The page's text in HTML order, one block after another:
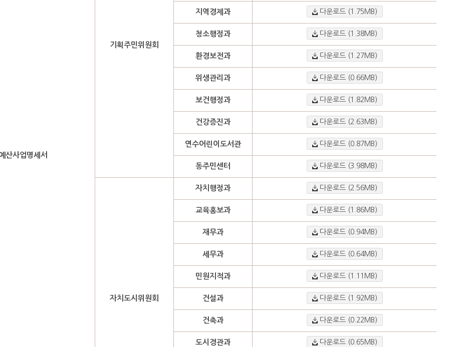
산사업명세서
기획주민위원회
지역경제과 다운로드 (1.75MB)
청소행정과 다운로드 (1.38MB)
환경보전과 다운로드 (1.27MB)
위생관리과 다운로드 (0.66MB)
보건행정과 다운로드 (1.82MB)
건강증진과 다운로드 (2.63MB)
연수어린이도서관 다운로드 (0.87MB)
동주민센터 다운로드 (3.98MB)
자치도시위원회
자치행정과 다운로드 (2.56MB)
교육홍보과 다운로드 (1.86MB)
재무과 다운로드 (0.94MB)
세무과 다운로드 (0.64MB)
민원지적과 다운로드 (1.11MB)
건설과 다운로드 (1.92MB)
건축과 다운로드 (0.22MB)
도시경관과 다운로드 (0.65MB)